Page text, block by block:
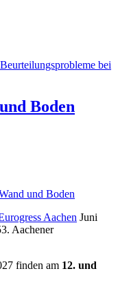
bei
Boden
und Boden
Juni
Aachener
finden am 12. und